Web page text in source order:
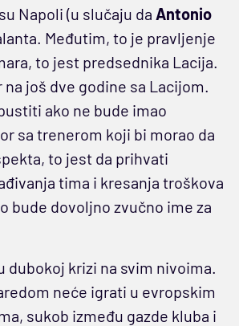
Napoli (u slučaju da Antonio
Međutim, to je pravljenje
to jest predsednika Lacija.
na još dve godine sa Lacijom.
ako ne bude imao
sa trenerom koji bi morao da
to jest da prihvati
tima i kresanja troškova
bude dovoljno zvučno ime za
dubokoj krizi na svim nivoima.
neće igrati u evropskim
sukob između gazde kluba i